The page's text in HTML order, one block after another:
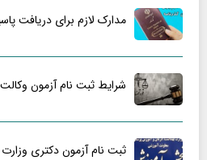
مدارک لازم برای دریافت
شرایط ثبت نام آزمون وکالت
ثبت نام آزمون دکتری وزارت